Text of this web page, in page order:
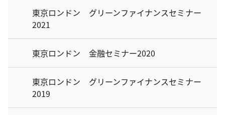
東京ロンドン グリーンファイナンスセミナー
2021
東京ロンドン 金融セミナー2020
東京ロンドン グリーンファイナンスセミナー
2019